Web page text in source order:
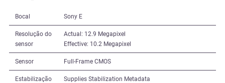
Bocal Sony E
Resolução do
sensor
Actual: 12.9 Megapixel
Effective: 10.2 Megapixel
Sensor Full-Frame CMOS
Estabilização
Supplies Stabilization Metadata